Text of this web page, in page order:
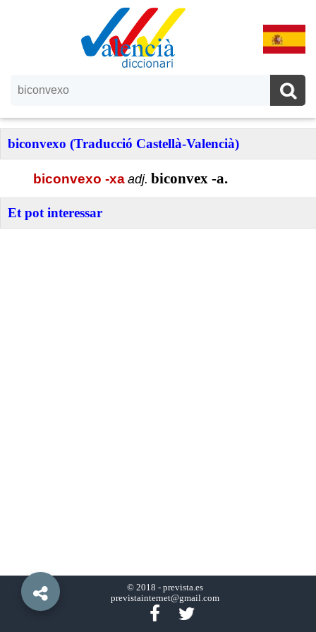
biconvexo (Traducció Castellà-Valencià)
biconvexo -xa adj. biconvex -a.
Et pot interessar
© 2018 - prevista.es
previstainternet@gmail.com